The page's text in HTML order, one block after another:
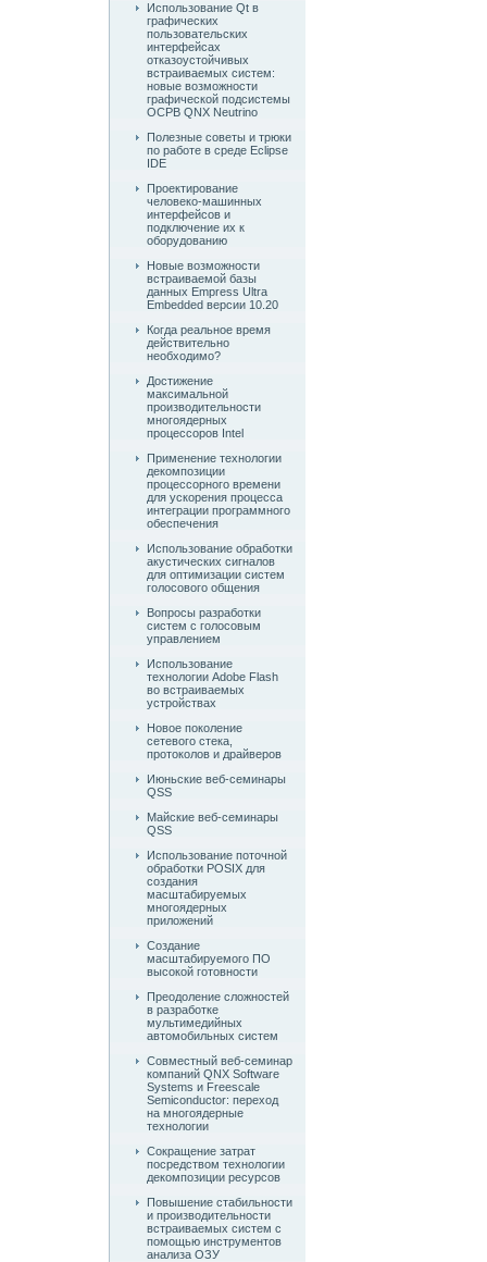
Использование Qt в
графических
пользовательских
интерфейсах
отказоустойчивых
встраиваемых систем:
новые возможности
графической подсистемы
ОСРВ QNX Neutrino
Полезные советы и трюки
по работе в среде Eclipse
IDE
Проектирование
человеко-машинных
интерфейсов и
подключение их к
оборудованию
Новые возможности
встраиваемой базы
данных Empress Ultra
Embedded версии 10.20
Когда реальное время
действительно
необходимо?
Достижение
максимальной
производительности
многоядерных
процессоров Intel
Применение технологии
декомпозиции
процессорного времени
для ускорения процесса
интеграции программного
обеспечения
Использование обработки
акустических сигналов
для оптимизации систем
голосового общения
Вопросы разработки
систем с голосовым
управлением
Использование
технологии Adobe Flash
во встраиваемых
устройствах
Новое поколение
сетевого стека,
протоколов и драйверов
Июньские веб-семинары
QSS
Майские веб-семинары
QSS
Использование поточной
обработки POSIX для
создания
масштабируемых
многоядерных
приложений
Создание
масштабируемого ПО
высокой готовности
Преодоление сложностей
в разработке
мультимедийных
автомобильных систем
Совместный веб-семинар
компаний QNX Software
Systems и Freescale
Semiconductor: переход
на многоядерные
технологии
Сокращение затрат
посредством технологии
декомпозиции ресурсов
Повышение стабильности
и производительности
встраиваемых систем с
помощью инструментов
анализа ОЗУ